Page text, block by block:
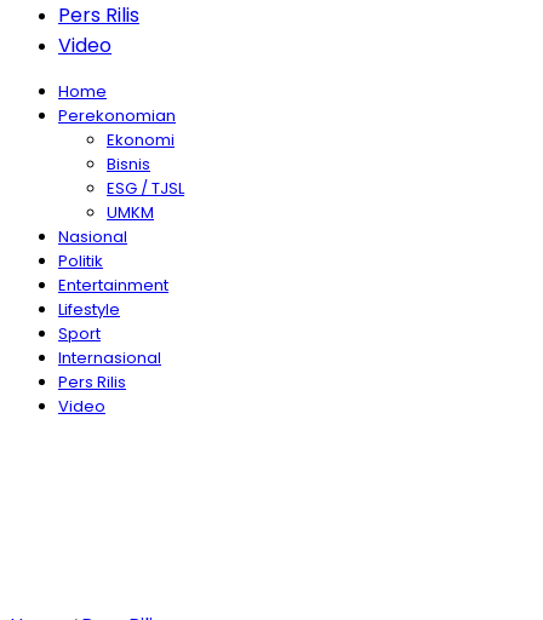
Pers Rilis
Video
Home
Perekonomian
Ekonomi
Bisnis
ESG / TJSL
UMKM
Nasional
Politik
Entertainment
Lifestyle
Sport
Internasional
Pers Rilis
Video